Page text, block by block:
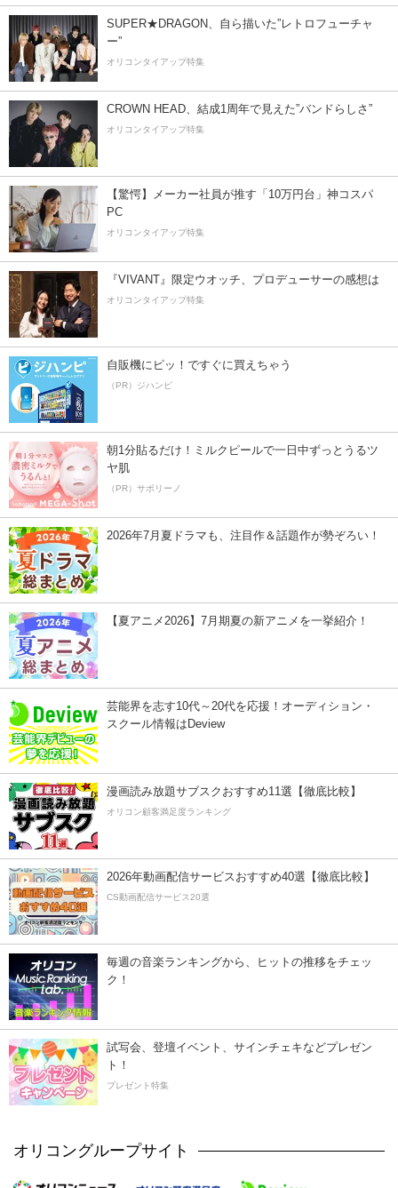
SUPER★DRAGON、自ら描いた”レトロフューチャ
ー”
オリコンタイアップ特集
CROWN HEAD、結成1周年で見えた”バンドらしさ”
オリコンタイアップ特集
【驚愕】メーカー社員が推す「10万円台」神コスパ
PC
オリコンタイアップ特集
『VIVANT』限定ウオッチ、プロデューサーの感想は
オリコンタイアップ特集
自販機にピッ！ですぐに買えちゃう
（PR）ジハンピ
朝1分貼るだけ！ミルクピールで一日中ずっとうるツ
ヤ肌
（PR）サボリーノ
2026年7月夏ドラマも、注目作＆話題作が勢ぞろい！
【夏アニメ2026】7月期夏の新アニメを一挙紹介！
芸能界を志す10代～20代を応援！オーディション・
スクール情報はDeview
漫画読み放題サブスクおすすめ11選【徹底比較】
オリコン顧客満足度ランキング
2026年動画配信サービスおすすめ40選【徹底比較】
CS動画配信サービス20選
毎週の音楽ランキングから、ヒットの推移をチェッ
ク！
試写会、登壇イベント、サインチェキなどプレゼン
ト！
プレゼント特集
オリコングループサイト